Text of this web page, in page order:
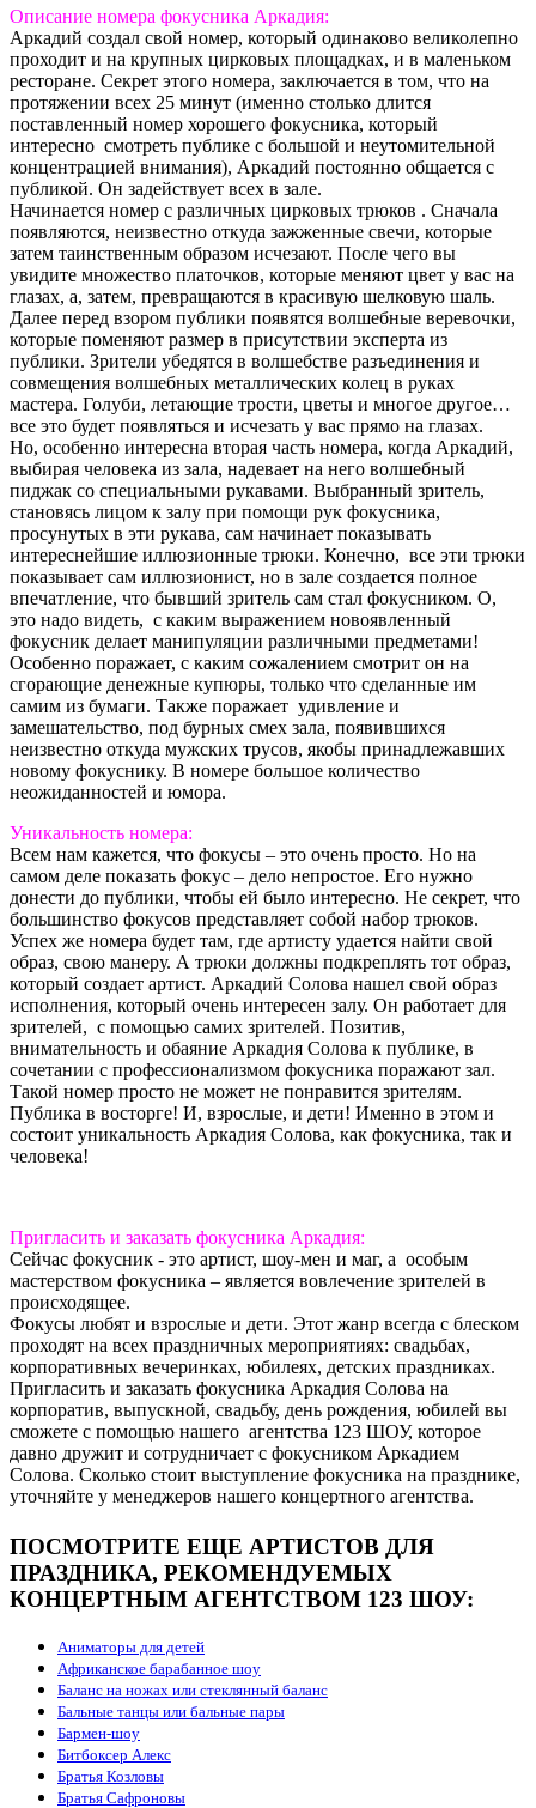
Описание номера фокусника Аркадия:
Аркадий создал свой номер, который одинаково великолепно
проходит и на крупных цирковых площадках, и в маленьком
ресторане. Секрет этого номера, заключается в том, что на
протяжении всех 25 минут (именно столько длится
поставленный номер хорошего фокусника, который
интересно смотреть публике с большой и неутомительной
концентрацией внимания), Аркадий постоянно общается с
публикой. Он задействует всех в зале.
Начинается номер с различных цирковых трюков . Сначала
появляются, неизвестно откуда зажженные свечи, которые
затем таинственным образом исчезают. После чего вы
увидите множество платочков, которые меняют цвет у вас на
глазах, а, затем, превращаются в красивую шелковую шаль.
Далее перед взором публики появятся волшебные веревочки,
которые поменяют размер в присутствии эксперта из
публики. Зрители убедятся в волшебстве разъединения и
совмещения волшебных металлических колец в руках
мастера. Голуби, летающие трости, цветы и многое другое…
все это будет появляться и исчезать у вас прямо на глазах.
Но, особенно интересна вторая часть номера, когда Аркадий,
выбирая человека из зала, надевает на него волшебный
пиджак со специальными рукавами. Выбранный зритель,
становясь лицом к залу при помощи рук фокусника,
просунутых в эти рукава, сам начинает показывать
интереснейшие иллюзионные трюки. Конечно, все эти трюки
показывает сам иллюзионист, но в зале создается полное
впечатление, что бывший зритель сам стал фокусником. О,
это надо видеть, с каким выражением новоявленный
фокусник делает манипуляции различными предметами!
Особенно поражает, с каким сожалением смотрит он на
сгорающие денежные купюры, только что сделанные им
самим из бумаги. Также поражает удивление и
замешательство, под бурных смех зала, появившихся
неизвестно откуда мужских трусов, якобы принадлежавших
новому фокуснику. В номере большое количество
неожиданностей и юмора.
Уникальность номера:
Всем нам кажется, что фокусы – это очень просто. Но на
самом деле показать фокус – дело непростое. Его нужно
донести до публики, чтобы ей было интересно. Не секрет, что
большинство фокусов представляет собой набор трюков.
Успех же номера будет там, где артисту удается найти свой
образ, свою манеру. А трюки должны подкреплять тот образ,
который создает артист. Аркадий Солова нашел свой образ
исполнения, который очень интересен залу. Он работает для
зрителей, с помощью самих зрителей. Позитив,
внимательность и обаяние Аркадия Солова к публике, в
сочетании с профессионализмом фокусника поражают зал.
Такой номер просто не может не понравится зрителям.
Публика в восторге! И, взрослые, и дети! Именно в этом и
состоит уникальность Аркадия Солова, как фокусника, так и
человека!
Пригласить и заказать фокусника Аркадия:
Сейчас фокусник - это артист, шоу-мен и маг, а особым
мастерством фокусника – является вовлечение зрителей в
происходящее.
Фокусы любят и взрослые и дети. Этот жанр всегда с блеском
проходят на всех праздничных мероприятиях: свадьбах,
корпоративных вечеринках, юбилеях, детских праздниках.
Пригласить и заказать фокусника Аркадия Солова на
корпоратив, выпускной, свадьбу, день рождения, юбилей вы
сможете с помощью нашего агентства 123 ШОУ, которое
давно дружит и сотрудничает с фокусником Аркадием
Солова. Сколько стоит выступление фокусника на празднике,
уточняйте у менеджеров нашего концертного агентства.
ПОСМОТРИТЕ ЕЩЕ АРТИСТОВ ДЛЯ
ПРАЗДНИКА, РЕКОМЕНДУЕМЫХ
КОНЦЕРТНЫМ АГЕНТСТВОМ 123 ШОУ:
Аниматоры для детей
Африканское барабанное шоу
Баланс на ножах или стеклянный баланс
Бальные танцы или бальные пары
Бармен-шоу
Битбоксер Алекс
Братья Козловы
Братья Сафроновы